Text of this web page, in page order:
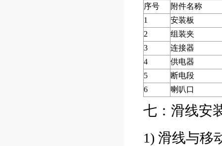
序号
附件名称
1
安装板
2
组装夹
3
连接器
4
供电器
5
断电段
6
喇叭口
七：滑线安
1) 滑线与移